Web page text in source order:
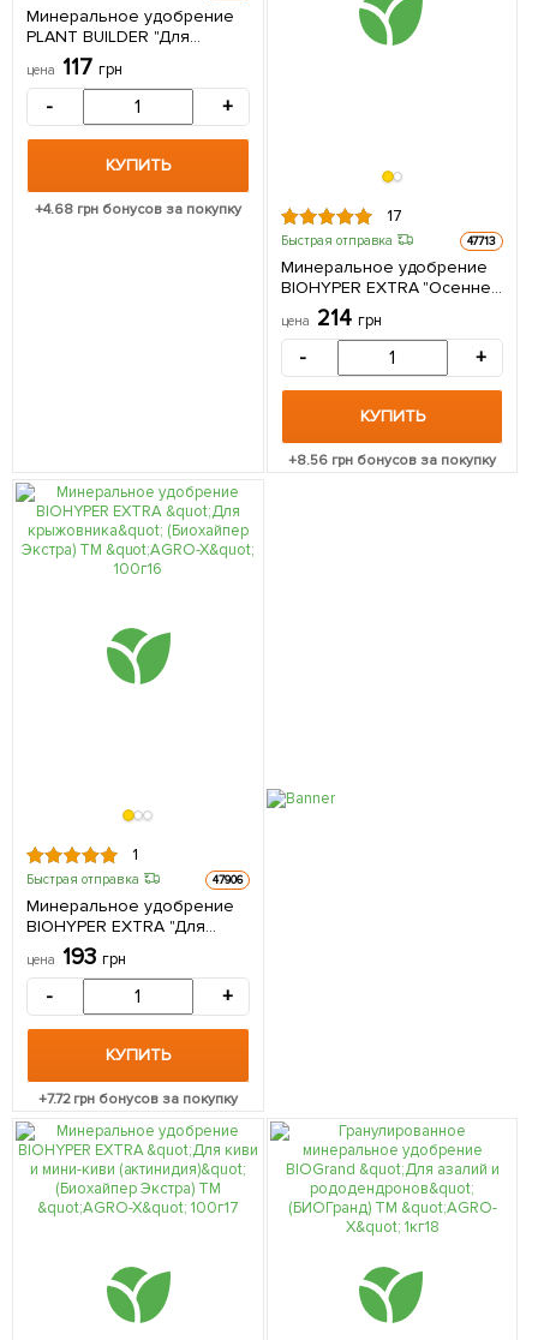
Минеральное удобрение
PLANT BUILDER "Для
луковичных цветов" (Плант
билдер) ТМ "AGRO-X" 80г
цена 117 грн
- +
КУПИТЬ
+4.68 грн бонусов за покупку 17
Быстрая отправка 47713
Минеральное удобрение
BIOHYPER EXTRA "Осеннее
универсальное"
(Биохайпер Экстра) ТМ
"AGRO-X" 100г
цена 214 грн
- +
КУПИТЬ
+8.56 грн бонусов за покупку
1
Быстрая отправка 47906
Минеральное удобрение
BIOHYPER EXTRA "Для
крыжовника" (Биохайпер
Экстра) ТМ "AGRO-X" 100г
цена 193 грн
- +
КУПИТЬ
+7.72грн бонусов за покупку